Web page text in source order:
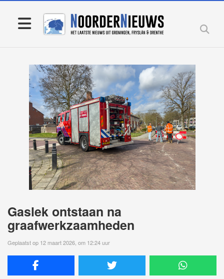
Gaslek ontstaan na
graafwerkzaamheden
Geplaatst op 12 maart 2026, om 12:24 uur